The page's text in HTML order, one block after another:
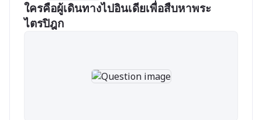
ใครคือผู้เดินทางไปอินเดียเพื่อสืบหาพระ
ไตรปิฎก